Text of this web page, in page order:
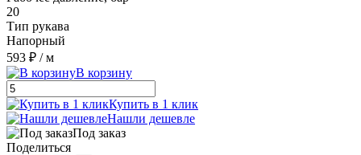
20
Тип рукава
Напорный
593 ₽ / м
В корзину
Купить в 1 клик
Нашли дешевле
Под заказ
Поделиться